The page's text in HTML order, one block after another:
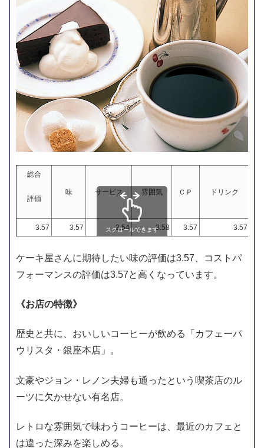
総合
評価
味 サービス 雰囲気 ＣＰ ドリンク
3.57 3.57 3.54 3.58 3.57 3.57
スクロールできます
ケーキ屋さんに期待したい味の評価は3.57、コストパ
フォーマンスの評価は3.57と高くなっています。
《お店の特徴》
歴史と共に、おいしいコーヒーが飲める「カフェーパ
ウリスタ・銀座本店」。
文豪やジョン・レノン夫婦も通ったという喫茶店のル
ーツに欠かせない有名店。
レトロな雰囲気で味わうコーヒーは、最近のカフェと
は違った深みを楽しめる。